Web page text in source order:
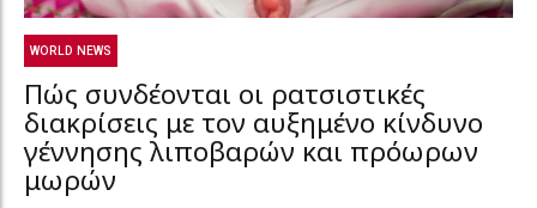
WORLD NEWS
Πώς συνδέονται οι ρατσιστικές
διακρίσεις με τον αυξημένο κίνδυνο
γέννησης λιποβαρών και πρόωρων
μωρών